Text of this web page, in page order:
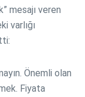
mesajı veren
varlığı
Önemli olan
Fiyata